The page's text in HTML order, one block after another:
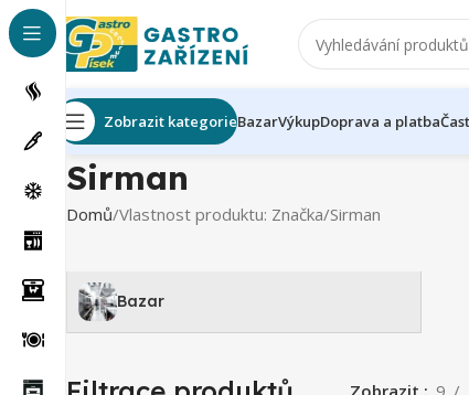
Zobrazit kategorieBazarVýkupDoprava a platba
Sirman
Domů Vlastnost produktu: Značka Sirman
Bazar
Zobrazit 9